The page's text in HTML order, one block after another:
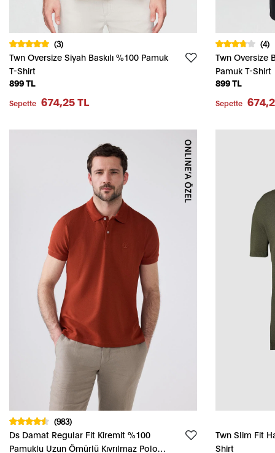
(3)
Twn Oversize Siyah Baskılı %100 Pamuk
T-Shirt
899 TL
Sepette 674,25 TL
(4)
Twn Oversize
Pamuk T-Shirt
899 TL
Sepette
(983)
Ds Damat Regular Fit Kiremit %100
Pamuklu Uzun Ömürlü Kıvrılmaz Polo
Twn Slim Fit
Shirt